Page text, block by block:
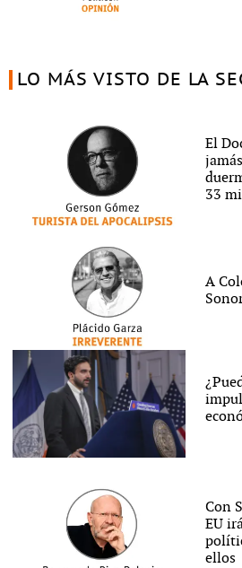
LO MÁS VISTO DE LA
El
33
A
Con
EU
ellos